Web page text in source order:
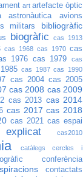
art artefacte òptic
astronàutica avions
militars bibliogràfic
biogràfic cas 1913
cas 1968 cas 1970 cas
1976 cas 1979
cas
cas 1987 cas 1990
cas 2004 cas 2005
cas 2008 cas 2009
cas 2013 cas 2014
cas 2017 cas 2018
cas 2021
cas espai
cas2010
catàlegs
cercles i
conferència
contactats